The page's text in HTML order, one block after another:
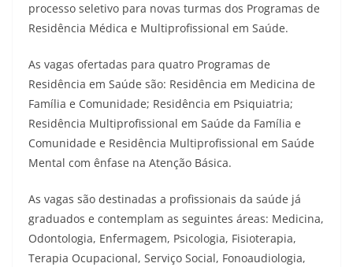
processo seletivo para novas turmas dos Programas de
Residência Médica e Multiprofissional em Saúde.
As vagas ofertadas para quatro Programas de
Residência em Saúde são: Residência em Medicina de
Família e Comunidade; Residência em Psiquiatria;
Residência Multiprofissional em Saúde da Família e
Comunidade e Residência Multiprofissional em Saúde
Mental com ênfase na Atenção Básica.
As vagas são destinadas a profissionais da saúde já
graduados e contemplam as seguintes áreas: Medicina,
Odontologia, Enfermagem, Psicologia, Fisioterapia,
Terapia Ocupacional, Serviço Social, Fonoaudiologia,